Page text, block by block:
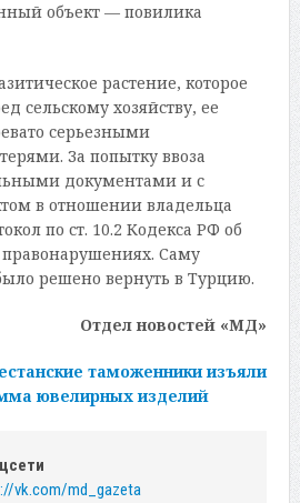
объект — повилика
растение, которое
сельскому хозяйству, ее
серьезными
За попытку ввоза
документами и с
в отношении владельца
по ст. 10.2 Кодекса РФ об
Саму
решено вернуть в Турцию.
Отдел новостей «МД»
таможенники изъяли
ювелирных изделий
vk.com/md_gazeta